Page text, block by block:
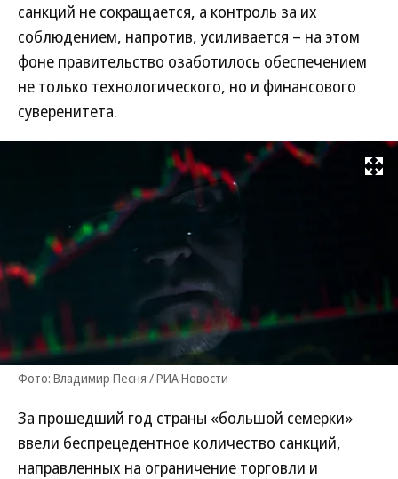
санкций не сокращается, а контроль за их
соблюдением, напротив, усиливается – на этом
фоне правительство озаботилось обеспечением
не только технологического, но и финансового
суверенитета.
Развернуть
Фото: Владимир Песня / РИА Новости
За прошедший год страны «большой семерки»
ввели беспрецедентное количество санкций,
направленных на ограничение торговли и